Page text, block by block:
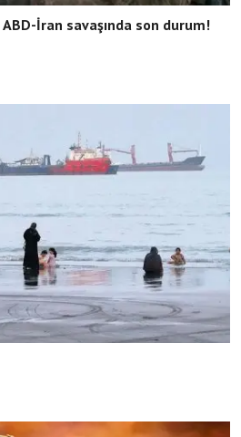
ABD-İran savaşında son durum!